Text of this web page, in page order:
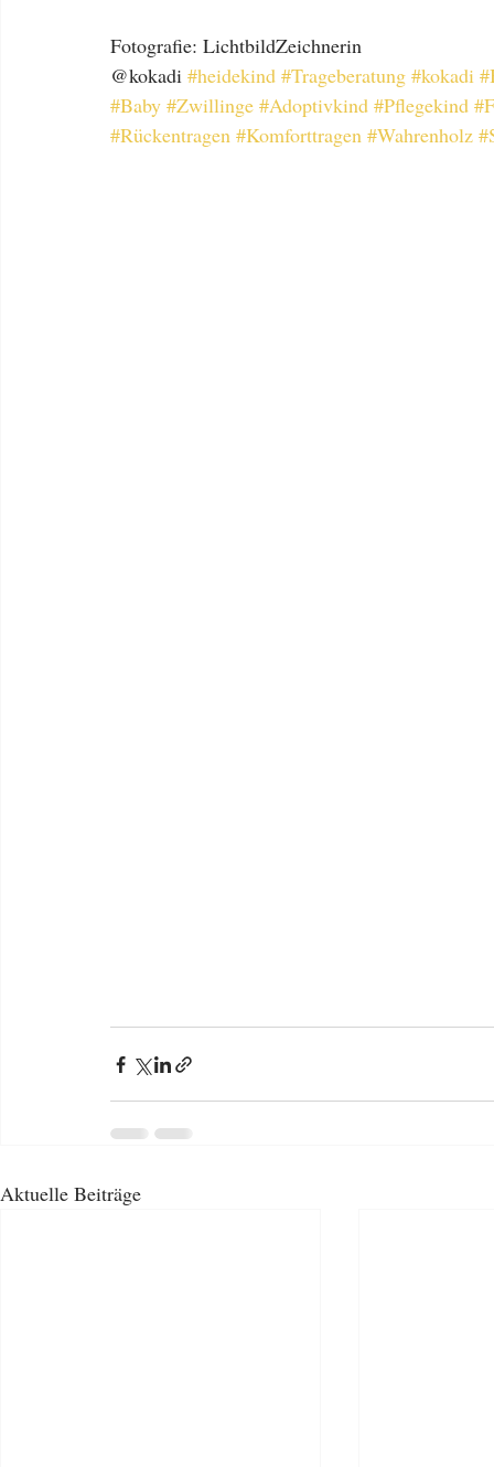
Fotografie: LichtbildZeichnerin
@kokadi #heidekind #Trageberatung #kokadi
#Baby #Zwillinge #Adoptivkind #Pflegekind
#Rückentragen #Komforttragen #Wahrenholz
Aktuelle Beiträge